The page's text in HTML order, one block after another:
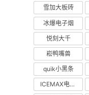
雪加大板砖
冰爆电子烟
悦刻大千
崧鸭嘴兽
quik小黑条
ICEMAX电子烟